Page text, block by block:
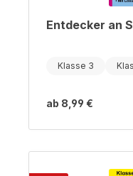
Entdecker an
Klasse 3
ab 8,99 €